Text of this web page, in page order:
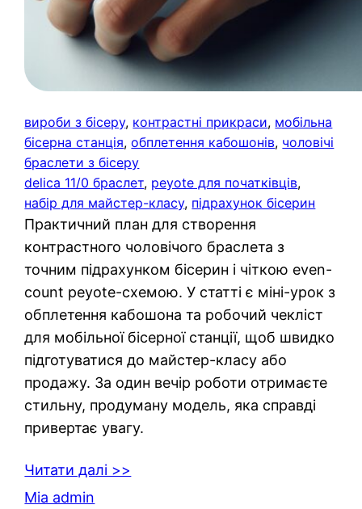
вироби з бісеру, контрастні прикраси, мобільна
бісерна станція, обплетення кабошонів, чоловічі
браслети з бісеру
delica 11/0 браслет, peyote для початківців
набір для майстер-класу, підрахунок бісерин
Практичний план для створення
контрастного чоловічого браслета з
точним підрахунком бісерин і чіткою even-
count peyote-схемою. У статті є міні-урок з
обплетення кабошона та робочий чекліст
для мобільної бісерної станції, щоб швидко
підготуватися до майстер-класу або
продажу. За один вечір роботи отримаєте
стильну, продуману модель, яка справді
привертає увагу.
Читати далі >>
Mia admin